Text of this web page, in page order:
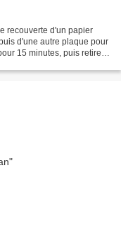
recouverte d'un papier
d'une autre plaque pour
15 minutes, puis retirer